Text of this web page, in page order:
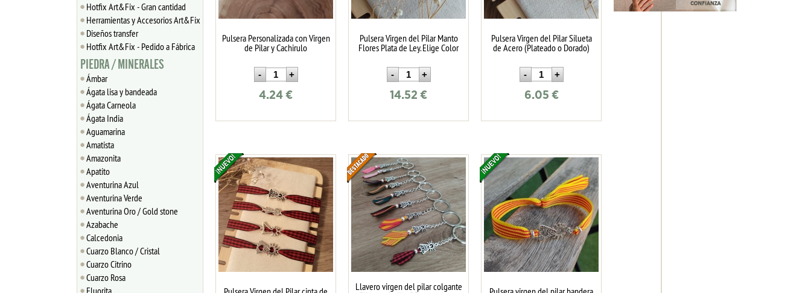
Hotfix Art&Fix - Gran cantidad
Herramientas y Accesorios Art&Fix
Diseños transfer
Hotfix Art&Fix - Pedido a Fábrica
PIEDRA / MINERALES
Ámbar
Ágata lisa y bandeada
Ágata Carneola
Ágata India
Aguamarina
Amatista
Amazonita
Apatito
Aventurina Azul
Aventurina Verde
Aventurina Oro / Gold stone
Azabache
Calcedonia
Cuarzo Blanco / Cristal
Cuarzo Citrino
Cuarzo Rosa
Fluorita
Pulsera Personalizada con Virgen
de Pilar y Cachirulo
4.24 €
Pulsera Virgen del Pilar Manto
Flores Plata de Ley. Elige Color
14.52 €
Pulsera Virgen del Pilar Silueta
de Acero (Plateado o Dorado)
6.05 €
Llavero virgen del pilar colgante